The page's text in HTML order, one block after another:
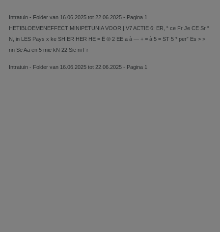
Intratuin - Folder van 16.06.2025 tot 22.06.2025 - Pagina 1
HETIBLOEMENEFFECT MINIPETUNIA VOOR | V7 ACTIE 6: ER, “ ce Fr Je CE Sr “
N, in LES Pays x ke SH ER HER HE = Ë ® 2 EE a à — + = à 5 = ST 5 * per” Es > >
nn Se Aa en 5 mie kN 22 Sie ni Fr
Intratuin - Folder van 16.06.2025 tot 22.06.2025 - Pagina 1